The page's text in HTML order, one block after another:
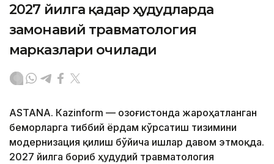
2027 йилга қадар ҳудудларда
замонавий травматология
марказлари очилади
ASTANА. Кazinform — Қозоғистонда жароҳатланган
беморларга тиббий ёрдам кўрсатиш тизимини
модернизация қилиш бўйича ишлар давом этмоқда.
2027 йилга бориб ҳудудий травматология